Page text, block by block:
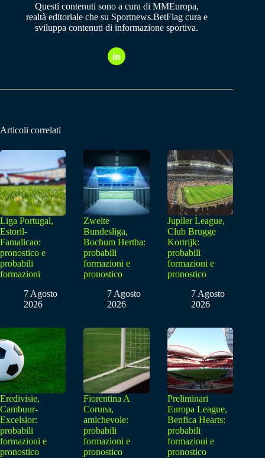
Questi contenuti sono a cura di MMEuropa,
realtà editoriale che su Sportnews.BetFlag cura e
sviluppa contenuti di informazione sportiva.
Articoli correlati
Liga Portugal,
Estoril-
Famalicao:
pronostico e
probabili
formazioni
7 Agosto
2026
Zweite
Bundesliga,
Bochum Hertha:
probabili
formazioni e
pronostico
7 Agosto
2026
Jupiler League,
Club Brugge
Kortrijk:
probabili
formazioni e
pronostico
7 Agosto
2026
Eredivisie,
Cambuur-
Excelsior:
probabili
formazioni e
pronostico
Fiorentina A
Coruna,
amichevole:
probabili
formazioni e
pronostico
Preliminari
Europa League,
Benfica Hearts:
probabili
formazioni e
pronostico